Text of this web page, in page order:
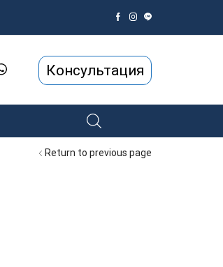
Консультация
Return to previous page